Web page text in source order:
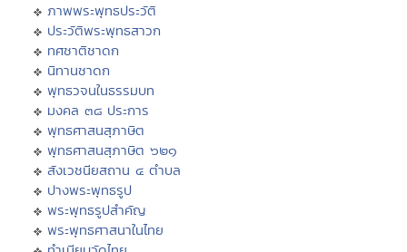
ภาพพระพุทธประวัติ
ประวัติพระพุทธสาวก
ทศชาติชาดก
นิทานชาดก
พุทธวจนในธรรมบท
มงคล ๓๘ ประการ
พุทธศาสนสุภาษิต
พุทธศาสนสุภาษิต ๖๒๑
สังเวชนียสถาน ๔ ตำบล
ปางพระพุทธรูป
พระพุทธรูปสำคัญ
พระพุทธศาสนาในไทย